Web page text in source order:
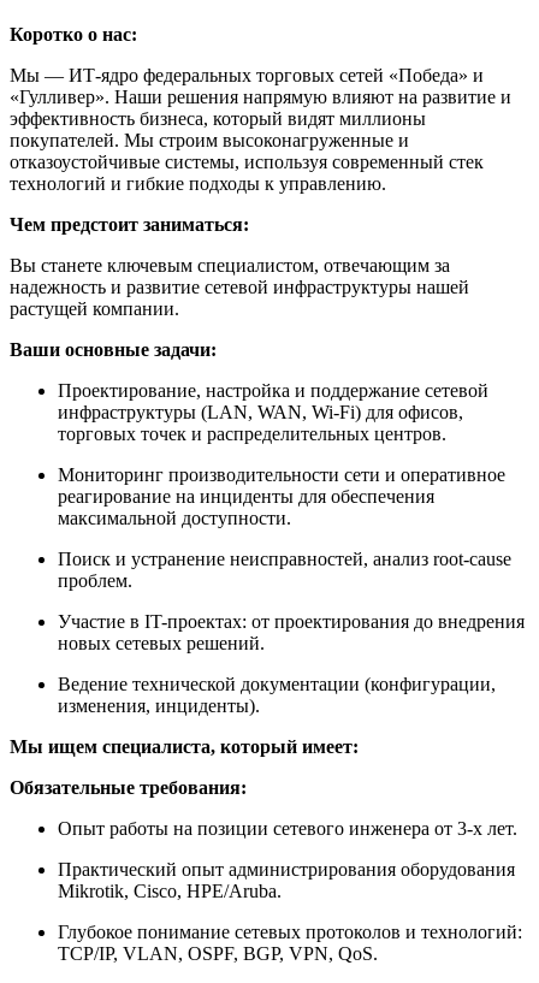
Коротко о нас:
Мы — ИТ-ядро федеральных торговых сетей «Победа» и
«Гулливер». Наши решения напрямую влияют на развитие и
эффективность бизнеса, который видят миллионы
покупателей. Мы строим высоконагруженные и
отказоустойчивые системы, используя современный стек
технологий и гибкие подходы к управлению.
Чем предстоит заниматься:
Вы станете ключевым специалистом, отвечающим за
надежность и развитие сетевой инфраструктуры нашей
растущей компании.
Ваши основные задачи:
Проектирование, настройка и поддержание сетевой
инфраструктуры (LAN, WAN, Wi-Fi) для офисов,
торговых точек и распределительных центров.
Мониторинг производительности сети и оперативное
реагирование на инциденты для обеспечения
максимальной доступности.
Поиск и устранение неисправностей, анализ root-cause
проблем.
Участие в IT-проектах: от проектирования до внедрения
новых сетевых решений.
Ведение технической документации (конфигурации,
изменения, инциденты).
Мы ищем специалиста, который имеет:
Обязательные требования:
Опыт работы на позиции сетевого инженера от 3-х лет.
Практический опыт администрирования оборудования
Mikrotik, Cisco, HPE/Aruba.
Глубокое понимание сетевых протоколов и технологий:
TCP/IP, VLAN, OSPF, BGP, VPN, QoS.